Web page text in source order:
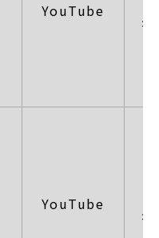
YouTube
YouTube